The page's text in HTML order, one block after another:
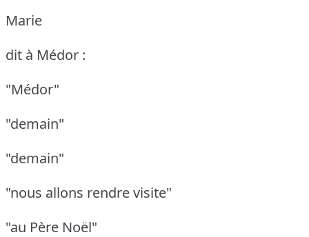
Marie
dit à Médor :
"Médor"
"demain"
"demain"
"nous allons rendre visite"
"au Père Noël"